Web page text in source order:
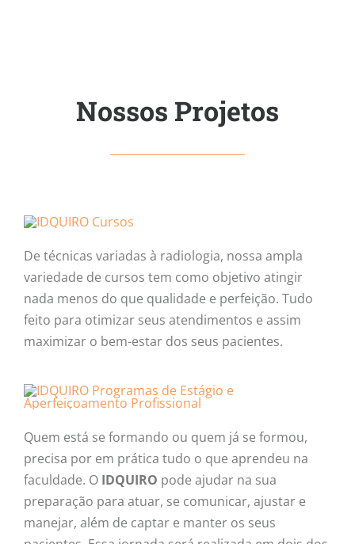
Nossos Projetos
De técnicas variadas à radiologia, nossa ampla
variedade de cursos tem como objetivo atingir
nada menos do que qualidade e perfeição. Tudo
feito para otimizar seus atendimentos e assim
maximizar o bem-estar dos seus pacientes.
Quem está se formando ou quem já se formou,
precisa por em prática tudo o que aprendeu na
faculdade. O IDQUIRO pode ajudar na sua
preparação para atuar, se comunicar, ajustar e
manejar, além de captar e manter os seus